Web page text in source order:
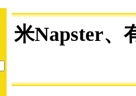
米Napster、